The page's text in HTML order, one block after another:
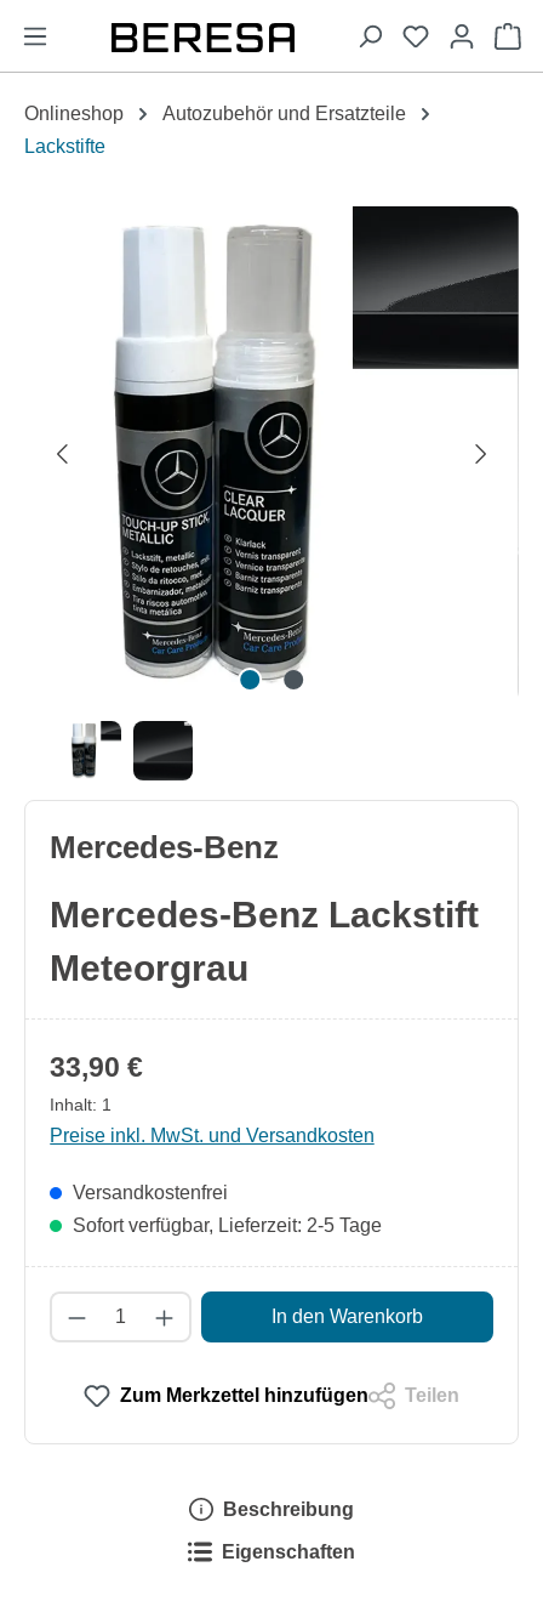
springen
Onlineshop
Autozubehör und Ersatzteile
Lackstifte
Bildergalerie überspringen
Mercedes-Benz
Mercedes-Benz Lackstift
Meteorgrau
33,90 €
Inhalt: 1
Preise inkl. MwSt. und Versandkosten
Versandkostenfrei
Sofort verfügbar, Lieferzeit: 2-5 Tage
Produkt Anzahl: Gib den gewünschten
In den Warenkorb
Zum Merkzettel hinzufügen Teilen
Beschreibung
Eigenschaften